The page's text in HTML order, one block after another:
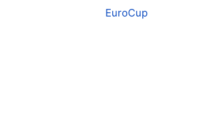
EuroCup